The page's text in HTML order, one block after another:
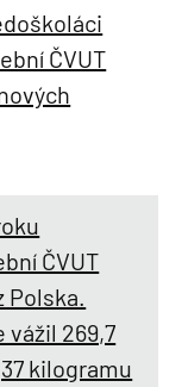
ČVUT
ČVUT
269,7
kilogramu